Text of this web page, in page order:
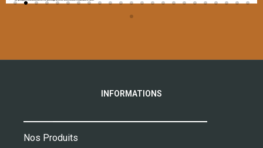
INFORMATIONS
Nos Produits